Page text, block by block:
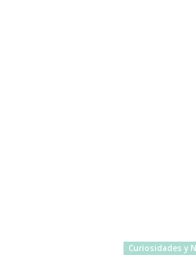
Curiosidades y